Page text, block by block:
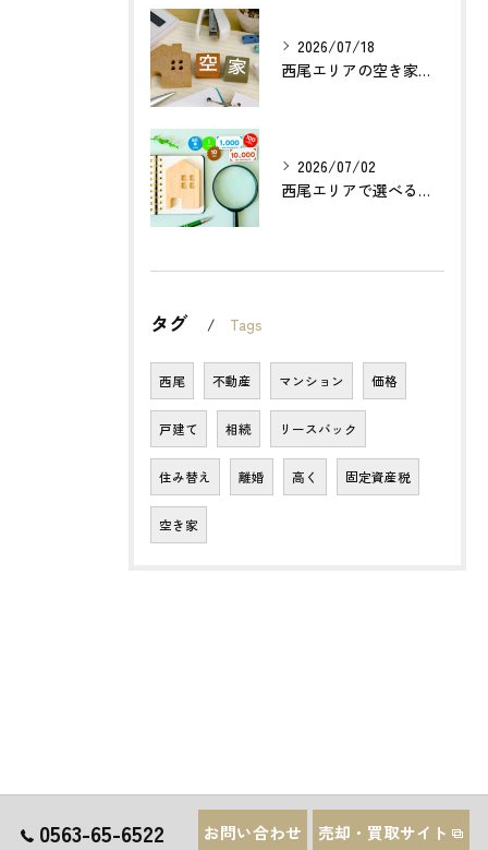
2026/07/18
西尾エリアの空き家売却で利益最大化する方法とは？
2026/07/02
西尾エリアで選べる無料不動産査定の活用法とは？
タグ Tags
西尾 不動産 マンション 価格
戸建て 相続 リースバック
住み替え 離婚 高く 固定資産税
空き家
0563-65-6522 お問い合わせ 売却・買取サイト